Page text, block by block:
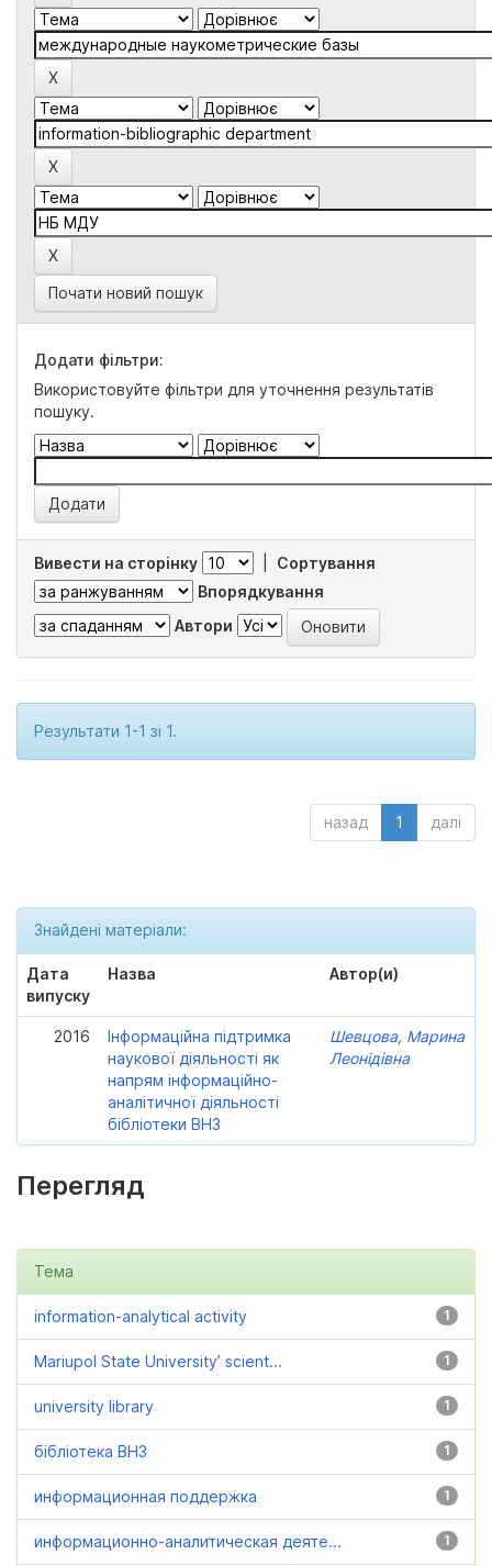
Почати новий пошук
Додати фільтри:
Використовуйте фільтри для уточнення результатів
пошуку.
Вивести на сторінку
Сортування
Впорядкування
Автори
Результати 1-1 зі 1.
назад 1 далі
Знайдені матеріали:
Дата
випуску
Назва Автор(и)
2016
Інформаційна підтримка
наукової діяльності як
напрям інформаційно-
аналітичної діяльності
бібліотеки ВНЗ
Шевцова, Марина
Леонідівна
Перегляд
Тема
1
information-analytical activity
1
Mariupol State University’ scient...
1
university library
1
бібліотека ВНЗ
1
информационная поддержка
1
информационно-аналитическая деяте...